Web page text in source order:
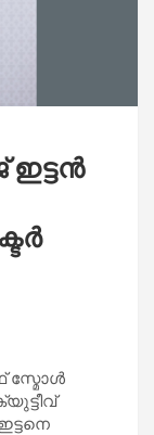
ഇട്ടൻ
സ്മോൾ